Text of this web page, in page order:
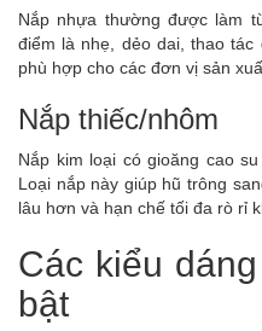
Nắp nhựa thường được làm
điểm là nhẹ, dẻo dai, thao
phù hợp cho các đơn vị sản
Nắp thiếc/nhôm
Nắp kim loại có gioăng cao
Loại nắp này giúp hũ trông
lâu hơn và hạn chế tối đa rò rỉ
Các kiểu
bật